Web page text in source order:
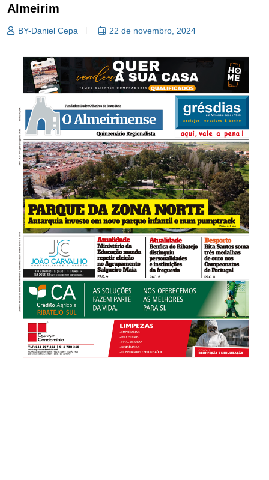
Almeirim
BY-Daniel Cepa 22 de novembro, 2024